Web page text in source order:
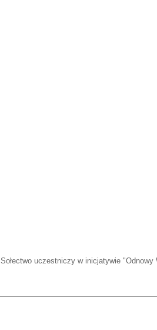
Sołectwo uczestniczy w inicjatywie "Odnowy